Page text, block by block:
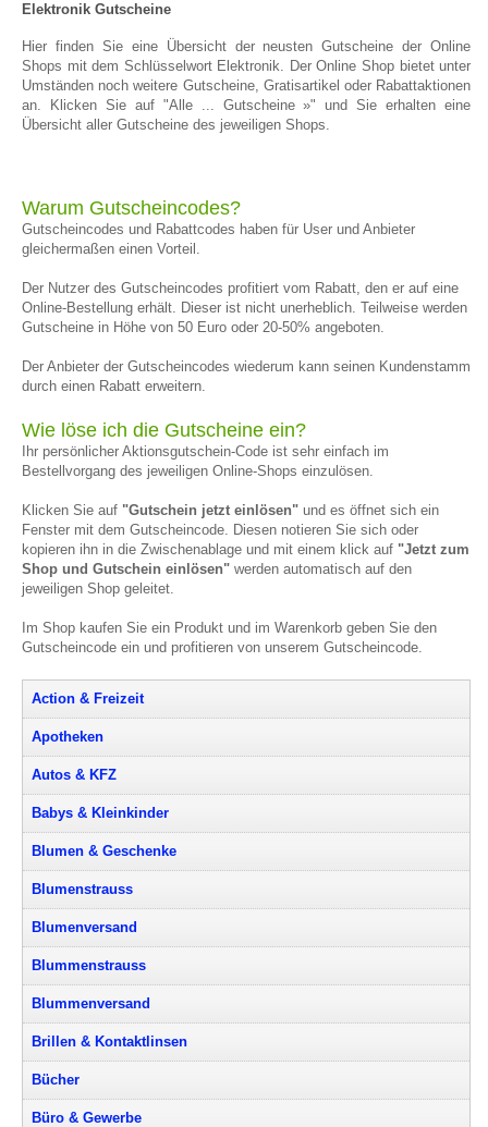
Elektronik Gutscheine
Hier finden Sie eine Übersicht der neusten Gutscheine der Online
Shops mit dem Schlüsselwort Elektronik. Der Online Shop bietet unter
Umständen noch weitere Gutscheine, Gratisartikel oder Rabattaktionen
an. Klicken Sie auf "Alle ... Gutscheine »" und Sie erhalten eine
Übersicht aller Gutscheine des jeweiligen Shops.
Warum Gutscheincodes?
Gutscheincodes und Rabattcodes haben für User und Anbieter
gleichermaßen einen Vorteil.
Der Nutzer des Gutscheincodes profitiert vom Rabatt, den er auf eine
Online-Bestellung erhält. Dieser ist nicht unerheblich. Teilweise werden
Gutscheine in Höhe von 50 Euro oder 20-50% angeboten.
Der Anbieter der Gutscheincodes wiederum kann seinen Kundenstamm
durch einen Rabatt erweitern.
Wie löse ich die Gutscheine ein?
Ihr persönlicher Aktionsgutschein-Code ist sehr einfach im
Bestellvorgang des jeweiligen Online-Shops einzulösen.
Klicken Sie auf "Gutschein jetzt einlösen" und es öffnet sich ein
Fenster mit dem Gutscheincode. Diesen notieren Sie sich oder
kopieren ihn in die Zwischenablage und mit einem klick auf "Jetzt zum
Shop und Gutschein einlösen" werden automatisch auf den
jeweiligen Shop geleitet.
Im Shop kaufen Sie ein Produkt und im Warenkorb geben Sie den
Gutscheincode ein und profitieren von unserem Gutscheincode.
Action & Freizeit
Apotheken
Autos & KFZ
Babys & Kleinkinder
Blumen & Geschenke
Blumenstrauss
Blumenversand
Blummenstrauss
Blummenversand
Brillen & Kontaktlinsen
Bücher
Büro & Gewerbe